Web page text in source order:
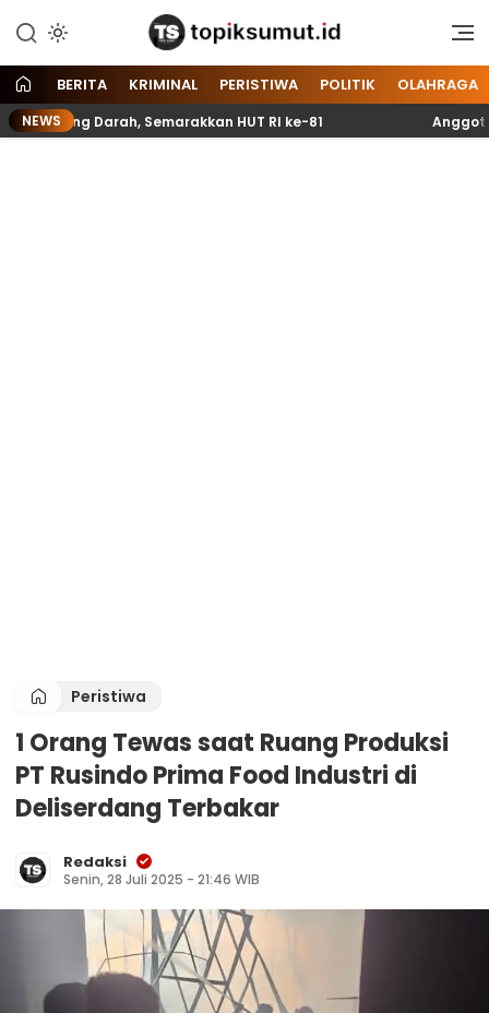
Topik Sumut
Memberitakan Seputar
dan Nasional
BERITA KRIMINAL PERISTIWA POLITIK OLAHRAGA
NEWS
Darah, Semarakkan HUT RI ke-81 Anggota
Peristiwa
1 Orang Tewas saat Ruang Produksi
PT Rusindo Prima Food Industri di
Deliserdang Terbakar
Redaksi
Senin, 28 Juli 2025 - 21:46 WIB